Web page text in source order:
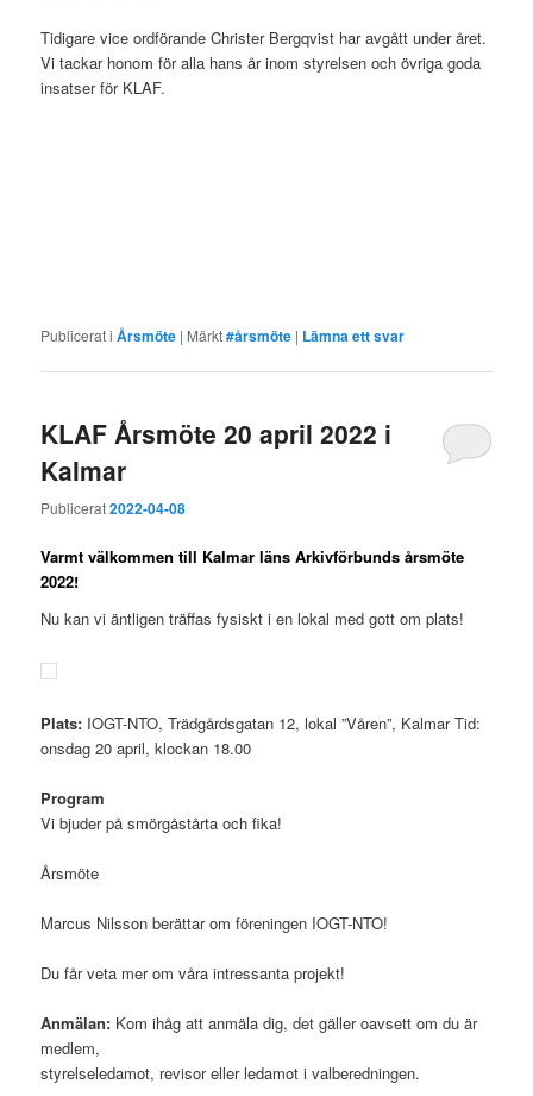
Tidigare vice ordförande Christer Bergqvist har avgått under året.
Vi tackar honom för alla hans år inom styrelsen och övriga goda
insatser för KLAF.
Publicerat i Årsmöte | Märkt#årsmöte | Lämna ett svar
KLAF Årsmöte 20 april 2022 i
Kalmar
Publicerat2022-04-08
Varmt välkommen till Kalmar läns Arkivförbunds årsmöte
2022!
Nu kan vi äntligen träffas fysiskt i en lokal med gott om plats!
Plats: IOGT-NTO, Trädgårdsgatan 12, lokal ”Våren”, Kalmar Tid:
onsdag 20 april, klockan 18.00
Program
Vi bjuder på smörgåstårta och fika!
Årsmöte
Marcus Nilsson berättar om föreningen IOGT-NTO!
Du får veta mer om våra intressanta projekt!
Anmälan: Kom ihåg att anmäla dig, det gäller oavsett om du är
medlem,
styrelseledamot, revisor eller ledamot i valberedningen.